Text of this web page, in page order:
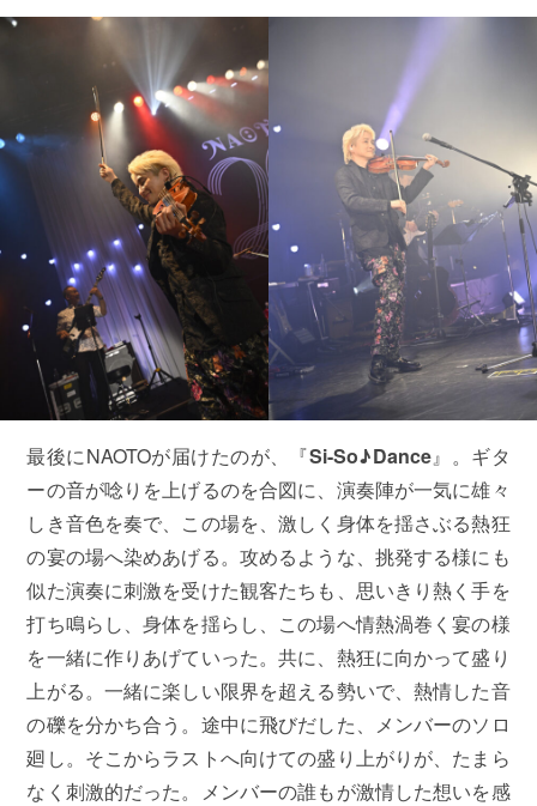
最後にNAOTOが届けたのが、『Si-So♪Dance』。ギタ
ーの音が唸りを上げるのを合図に、演奏陣が一気に雄々
しき音色を奏で、この場を、激しく身体を揺さぶる熱狂
の宴の場へ染めあげる。攻めるような、挑発する様にも
似た演奏に刺激を受けた観客たちも、思いきり熱く手を
打ち鳴らし、身体を揺らし、この場へ情熱渦巻く宴の様
を一緒に作りあげていった。共に、熱狂に向かって盛り
上がる。一緒に楽しい限界を超える勢いで、熱情した音
の礫を分かち合う。途中に飛びだした、メンバーのソロ
廻し。そこからラストへ向けての盛り上がりが、たまら
なく刺激的だった。メンバーの誰もが激情した想いを感